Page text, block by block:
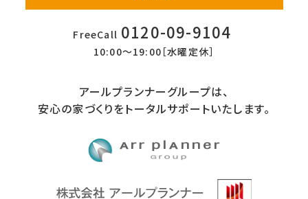
FreeCall 0120-09-9104
10:00〜19:00［水曜定休］
アールプランナーグループは、
安心の家づくりをトータルサポートいたします。